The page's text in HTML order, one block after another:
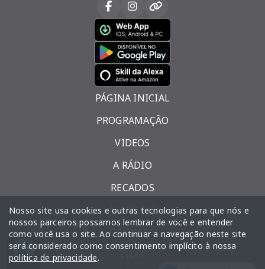
1Gospel play - Parte 1
PÁGINA INICIAL
PROGRAMAÇÃO
VIDEOS
A RÁDIO
RECADOS
NOTÍCIAS
CONTATO
Nosso site usa cookies e outras tecnologias para que nós e
nossos parceiros possamos lembrar de você e entender
como você usa o site. Ao continuar a navegação neste site
será considerado como consentimento implícito à nossa
política de privacidade.